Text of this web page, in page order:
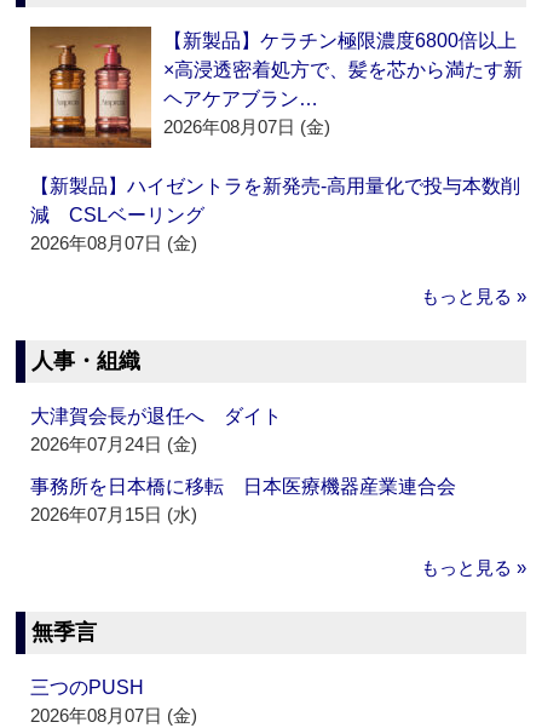
【新製品】ケラチン極限濃度6800倍以上
×高浸透密着処方で、髪を芯から満たす新
ヘアケアブラン…
2026年08月07日 (金)
【新製品】ハイゼントラを新発売‐高用量化で投与本数削
減 CSLベーリング
2026年08月07日 (金)
もっと見る »
人事・組織
大津賀会長が退任へ ダイト
2026年07月24日 (金)
事務所を日本橋に移転 日本医療機器産業連合会
2026年07月15日 (水)
もっと見る »
無季言
三つのPUSH
2026年08月07日 (金)